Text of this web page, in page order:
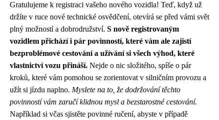
Gratulujeme k registraci vašeho nového vozidla! Teď, když už
držíte v ruce nové technické osvědčení, otevírá se před vámi svět
plný možností a dobrodružství. S nově registrovaným
vozidlem přichází i pár povinností, které vám ale zajistí
bezproblémové cestování a užívání si všech výhod, které
vlastnictví vozu přináší. Nejde o nic složitého, spíše o pár
kroků, které vám pomohou se zorientovat v silničním provozu a
užít si jízdu naplno. Myslete na to, že dodržování těchto
povinností vám zaručí klidnou mysl a bezstarostné cestování.
Například si včas sjistěte povinné ručení, abyste v případě